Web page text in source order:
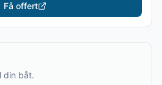
Få offert
din båt.